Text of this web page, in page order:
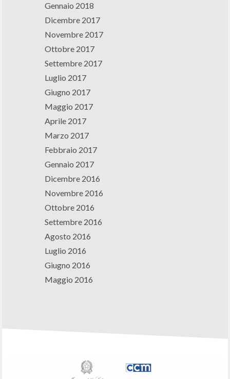
Gennaio 2018
Dicembre 2017
Novembre 2017
Ottobre 2017
Settembre 2017
Luglio 2017
Giugno 2017
Maggio 2017
Aprile 2017
Marzo 2017
Febbraio 2017
Gennaio 2017
Dicembre 2016
Novembre 2016
Ottobre 2016
Settembre 2016
Agosto 2016
Luglio 2016
Giugno 2016
Maggio 2016